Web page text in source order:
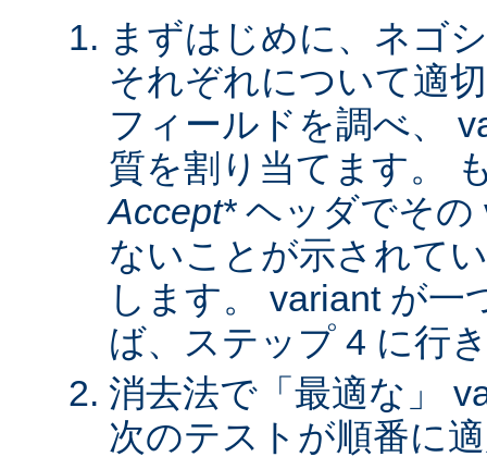
まずはじめに、ネゴ
それぞれについて適
フィールドを調べ、
質を割り当てます。
Accept*ヘッダでその
ないことが示されて
します。 variant が
ば、ステップ 4 に行
消去法で「最適な」
次のテストが順番に